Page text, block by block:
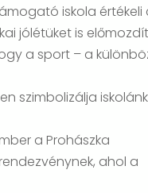
iskola értékeli
jólétüket is
a sport – a
szimbolizálja iskolánk
a Prohászka
ahol a